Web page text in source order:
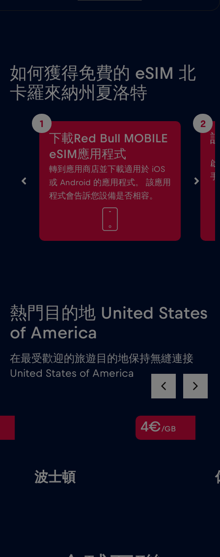
如何獲得免費的 eSIM 北
卡羅來納州夏洛特
1
下載Red Bull MOBILE
eSIM應用程式
轉到應用商店並下載適用於 iOS
或 Android 的應用程式。 該應用
程式會告訴您設備是否相容。
2
手
熱門目的地 United States
of America
在最受歡迎的旅遊目的地保持無縫連接
United States of America
4€/GB
波士頓